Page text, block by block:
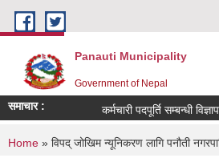
Skip to main content
Panauti Municipality
Government of Nepal
समाचार : कर्मचारी पदपूर्ति सम्बन्धी
You are here
Home » विपद् जोखिम न्यूनिकरण लागि पनौती